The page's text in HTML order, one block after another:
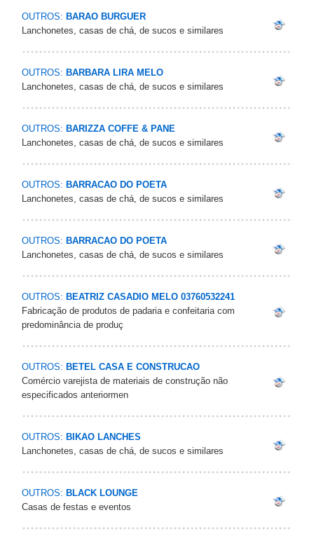
OUTROS: BARAO BURGUER
Lanchonetes, casas de chá, de sucos e similares
OUTROS: BARBARA LIRA MELO
Lanchonetes, casas de chá, de sucos e similares
OUTROS: BARIZZA COFFE & PANE
Lanchonetes, casas de chá, de sucos e similares
OUTROS: BARRACAO DO POETA
Lanchonetes, casas de chá, de sucos e similares
OUTROS: BARRACAO DO POETA
Lanchonetes, casas de chá, de sucos e similares
OUTROS: BEATRIZ CASADIO MELO 03760532241
Fabricação de produtos de padaria e confeitaria com
predominância de produç
OUTROS: BETEL CASA E CONSTRUCAO
Comércio varejista de materiais de construção não
especificados anteriormen
OUTROS: BIKAO LANCHES
Lanchonetes, casas de chá, de sucos e similares
OUTROS: BLACK LOUNGE
Casas de festas e eventos